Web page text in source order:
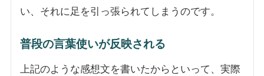
い、それに足を引っ張られてしまうのです。
普段の言葉使いが反映される
上記のような感想文を書いたからといって、実際